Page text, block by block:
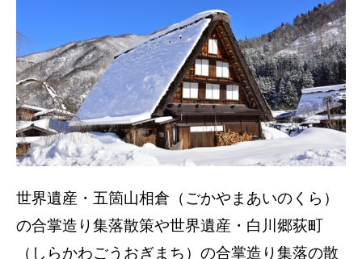
世界遺産・五箇山相倉（ごかやまあいのくら）
の合掌造り集落散策や世界遺産・白川郷荻町
（しらかわごうおぎまち）の合掌造り集落の散